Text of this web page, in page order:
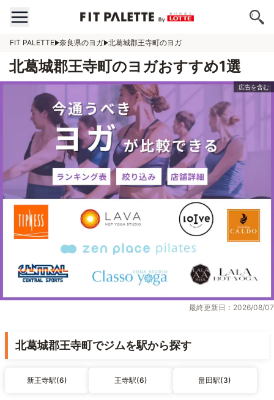
FIT PALETTE 奈良県のヨガ 北葛城郡王寺町のヨガ
北葛城郡王寺町のヨガおすすめ1選
最終更新日：2026/08/07
北葛城郡王寺町でジムを駅から探す
新王寺駅(6) 王寺駅(6) 畠田駅(3)